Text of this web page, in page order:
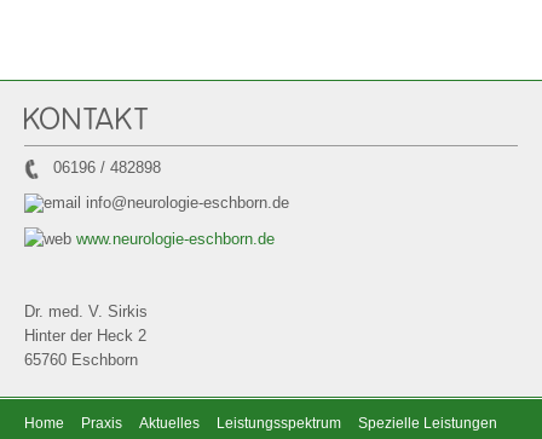
KONTAKT
06196 / 482898
info@neurologie-eschborn.de
www.neurologie-eschborn.de
Dr. med. V. Sirkis
Hinter der Heck 2
65760 Eschborn
Home Praxis Aktuelles Leistungsspektrum Spezielle Leistungen